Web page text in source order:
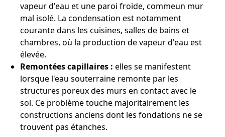
vapeur d'eau et une paroi froide, commeun mur
mal isolé. La condensation est notamment
courante dans les cuisines, salles de bains et
chambres, où la production de vapeur d'eau est
élevée.
Remontées capillaires : elles se manifestent
lorsque l'eau souterraine remonte par les
structures poreux des murs en contact avec le
sol. Ce problème touche majoritairement les
constructions anciens dont les fondations ne se
trouvent pas étanches.